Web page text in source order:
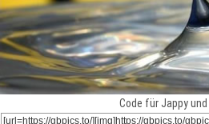
Code für Jappy und